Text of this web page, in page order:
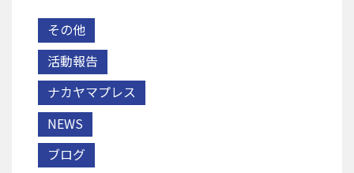
その他
活動報告
ナカヤマプレス
NEWS
ブログ